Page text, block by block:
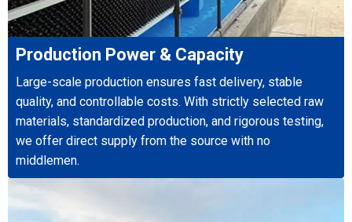
Production Power & Capacity
Large-scale production ensures fast delivery, stable
quality, and controllable costs. With strictly selected raw
materials, standardized production, and rigorous testing,
we offer direct supply from the source with no
middlemen.